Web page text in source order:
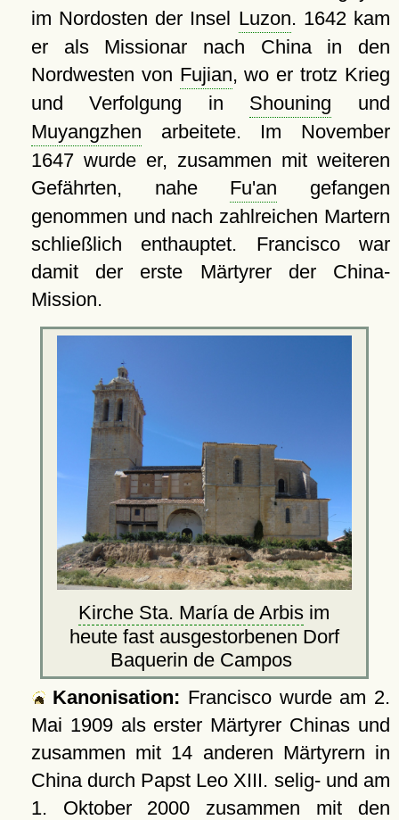
im Nordosten der Insel Luzon. 1642 kam
er als Missionar nach China in den
Nordwesten von Fujian, wo er trotz Krieg
und Verfolgung in Shouning und
Muyangzhen arbeitete. Im November
1647 wurde er, zusammen mit weiteren
Gefährten, nahe Fu'an gefangen
genommen und nach zahlreichen Martern
schließlich enthauptet. Francisco war
damit der erste Märtyrer der China-
Mission.
Kirche Sta. María de Arbis im
heute fast ausgestorbenen Dorf
Baquerin de Campos
Kanonisation: Francisco wurde am 2.
Mai 1909als erster Märtyrer Chinas und
zusammen mit 14 anderen Märtyrern in
China durch Papst Leo XIII. selig- und am
1. Oktober 2000 zusammen mit den